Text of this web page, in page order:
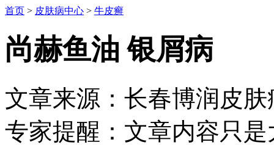
首页 > 皮肤病中心 > 牛皮癣
尚赫鱼油 银屑病
文章来源：长春博润皮
专家提醒：文章内容只